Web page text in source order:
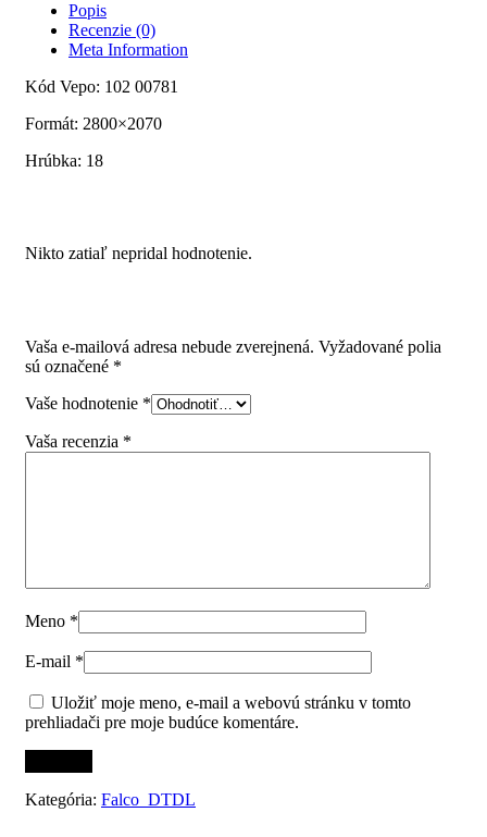
(PE)
Biela
ľadová
2800x2070x18
Popis
Recenzie (0)
Meta Information
Kód Vepo: 102 00781
Formát: 2800×2070
Hrúbka: 18
Nikto zatiaľ nepridal hodnotenie.
Vaša e-mailová adresa nebude zverejnená. Vyžadované polia
sú označené *
Vaše hodnotenie *
Vaša recenzia *
Meno *
E-mail *
Uložiť moje meno, e-mail a webovú stránku v tomto
prehliadači pre moje budúce komentáre.
Kategória: Falco_DTDL